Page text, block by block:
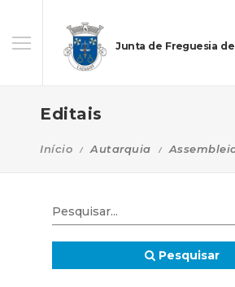
Junta de Freguesia
Editais
Início Autarquia
Pesquisar